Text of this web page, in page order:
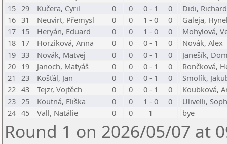
15 29 Kučera, Cyril 0 0 0 - 1 0
Didi, Richard
16 31 Neuvirt, Přemysl 0 0 1 - 0 0
Galeja,
17 15 Heryán, Eduard 0 0 1 - 0 0
Mohylová,
18 17 Horziková, Anna 0 0 0 - 1 0
Novák, Alex
19 33 Novák, Matvej 0 0 0 - 1 0
Janešík,
20 19 Janoch, Matyáš 0 0 0 - 1 0
Rončková,
21
23 Košťál, Jan 0 0 0 - 1 0
Smolík,
22 43 Tejzr, Vojtěch 0 0 0 - 1 0
Koubková,
23 25 Koutná, Eliška 0 0 1 - 0 0
Ulivelli,
24 45 Vall, Natálie 0 0 1 bye
Round 1 on 2026/05/07 at